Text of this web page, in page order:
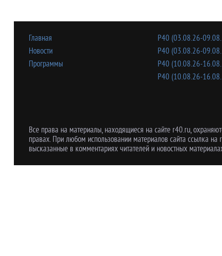
Главная
Новости
Программы
Р40 (03.08.26-
Р40 (03.08.26-
Р40 (10.08.26-
Р40 (10.08.26-
Все права на материалы, находящиеся на сайте r40.ru,
правах. При любом использовании материалов сайта ссылка
высказанные в комментариях читателей и новостных